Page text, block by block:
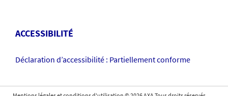
ACCESSIBILITÉ
Déclaration d’accessibilité : Partiellement conforme